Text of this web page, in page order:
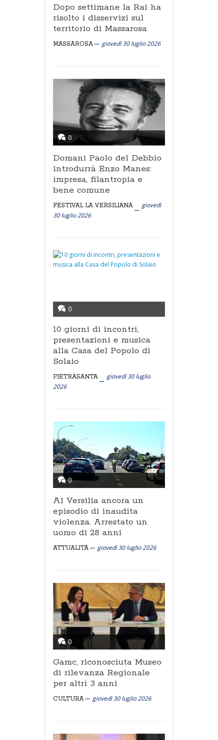
Dopo settimane la Rai ha
risolto i disservizi sul
territorio di Massarosa
MASSAROSA giovedì 30 luglio 2026
0
Domani Paolo del Debbio
introdurrà Enzo Manes:
impresa, filantropia e
bene comune
FESTIVAL LA VERSILIANA
giovedì
30 luglio 2026
0
10 giorni di incontri,
presentazioni e musica
alla Casa del Popolo di
Solaio
PIETRASANTA
giovedì 30 luglio
2026
0
Al Versilia ancora un
episodio di inaudita
violenza. Arrestato un
uomo di 28 anni
ATTUALITÀ giovedì 30 luglio 2026
0
Gamc, riconosciuta Museo
di rilevanza Regionale
per altri 3 anni
CULTURA giovedì 30 luglio 2026